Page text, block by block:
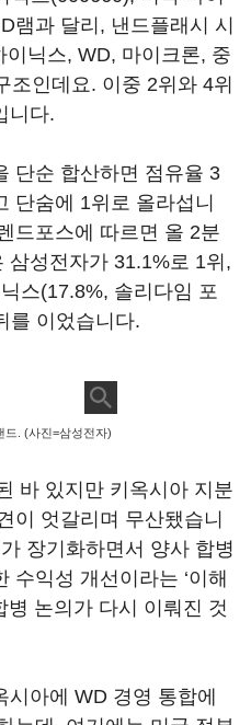
램과 달리, 낸드플래시 시
닉스, WD, 마이크론, 중
조인데요. 이중 2위와 4위
니다.
단순 합산하면 점유율 3
단숨에 1위로 올라섭니
드포스에 따르면 올 2분
삼성전자가 31.1%로 1위,
스(17.8%, 솔리다임 포
를 이었습니다.
드. (사진=삼성전자)
바 있지만 키옥시아 지분
이 엇갈리며 무산됐습니
장기화하면서 양사 합병
수익성 개선이라는 ‘이해
병 논의가 다시 이뤄진 것
아에 WD 경영 통합에